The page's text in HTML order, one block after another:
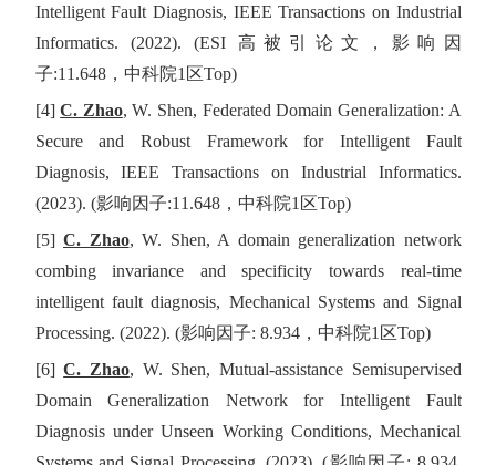
Intelligent Fault Diagnosis, IEEE Transactions on Industrial
Informatics. (2022). (ESI高被引论文，影响因
子:11.648，中科院1 区Top)
[4]C. Zhao, W. Shen, Federated Domain Generalization: A
Secure and Robust Framework for Intelligent Fault
Diagnosis, IEEE Transactions on Industrial Informatics.
(2023). (影响因子:11.648，中科院1 区Top)
[5] C. Zhao, W. Shen, A domain generalization network
combing invariance and specificity towards real-time
intelligent fault diagnosis, Mechanical Systems and Signal
Processing. (2022). (影响因子: 8.934，中科院1 区Top)
[6]C. Zhao, W. Shen, Mutual-assistance Semisupervised
Domain Generalization Network for Intelligent Fault
Diagnosis under Unseen Working Conditions, Mechanical